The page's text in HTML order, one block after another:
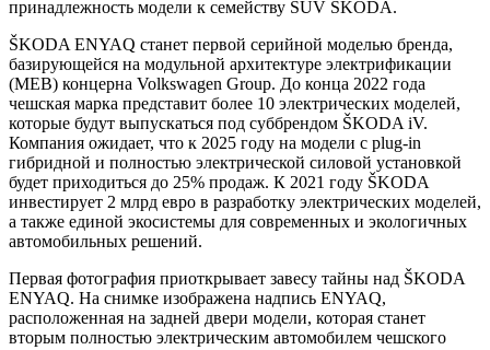
базирующейся на модульной архитектуре электрификации
(MEB) концерна Volkswagen Group. До конца 2022 года
чешская марка представит более 10 электрических моделей,
которые будут выпускаться под суббрендом ŠKODA iV.
Компания ожидает, что к 2025 году на модели с plug-in
гибридной и полностью электрической силовой установкой
будет приходиться до 25% продаж. К 2021 году ŠKODA
инвестирует 2 млрд евро в разработку электрических моделей,
а также единой экосистемы для современных и экологичных
автомобильных решений.
ENYAQ. На снимке изображена надпись ENYAQ,
расположенная на задней двери модели, которая станет
вторым полностью электрическим автомобилем чешского
бренда после CITIGOe iV.